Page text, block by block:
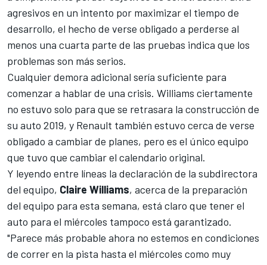
agresivos en un intento por maximizar el tiempo de
desarrollo, el hecho de verse obligado a perderse al
menos una cuarta parte de las pruebas indica que los
problemas son más serios.
Cualquier demora adicional sería suficiente para
comenzar a hablar de una crisis. Williams ciertamente
no estuvo solo para que se retrasara la construcción de
su auto 2019, y Renault también estuvo cerca de verse
obligado a cambiar de planes, pero es el único equipo
que tuvo que cambiar el calendario original.
Y leyendo entre líneas la declaración de la subdirectora
del equipo, Claire Williams, acerca de la preparación
del equipo para esta semana, está claro que tener el
auto para el miércoles tampoco está garantizado.
"Parece más probable ahora no estemos en condiciones
de correr en la pista hasta el miércoles como muy